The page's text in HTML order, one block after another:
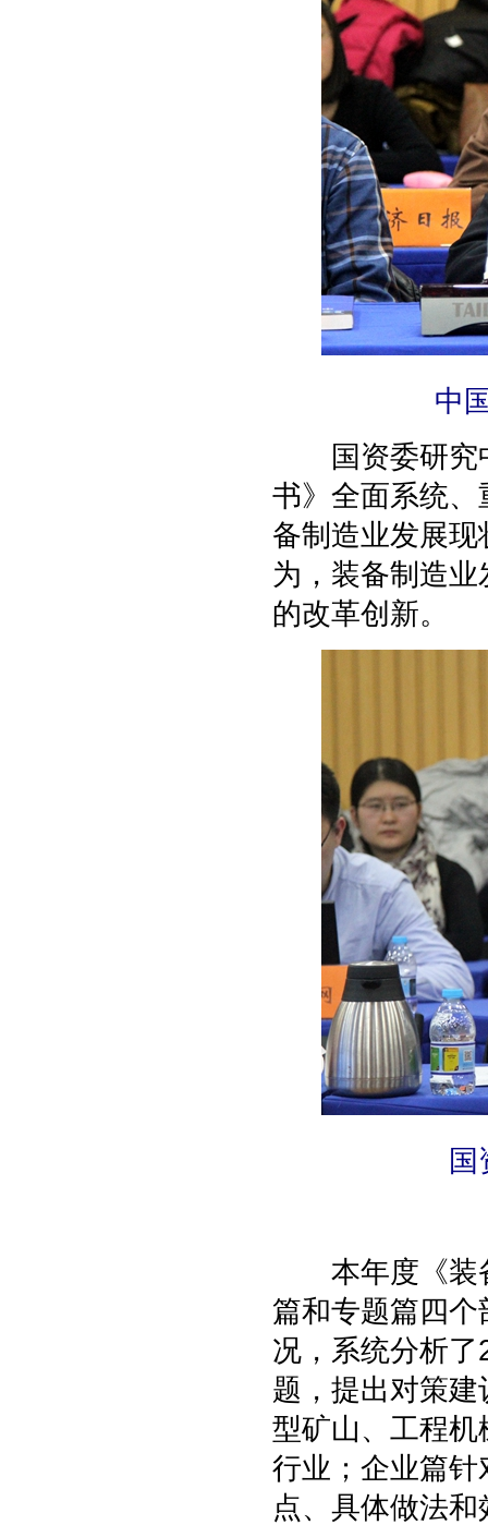
中
国资委研究中
书》全面系统
备制造业发展
为，装备制造
的改革创新。
本年度《装备
篇和专题篇四
况，系统分析
题，提出对策
型矿山、工程
行业；企业篇
点、具体做法